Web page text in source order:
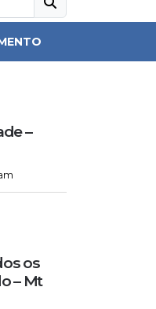
–
os
– Mt